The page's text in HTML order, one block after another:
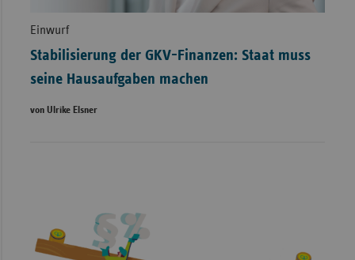
Einwurf
Stabilisierung der GKV-Finanzen: Staat muss
seine Hausaufgaben machen
von Ulrike Elsner